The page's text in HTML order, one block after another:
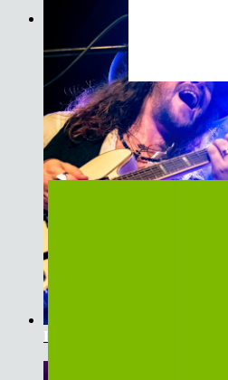
Son do Camiño
Basement Saints